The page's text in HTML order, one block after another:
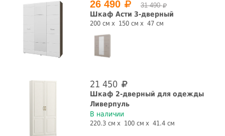
Глубина, см
26 490 31 490
Шкаф Асти 3-дверный
200 см 150 см 47 см
21 450
Шкаф 2-дверный для одежды
Ливерпуль
В наличии
220.3 см 100 см 41.4 см